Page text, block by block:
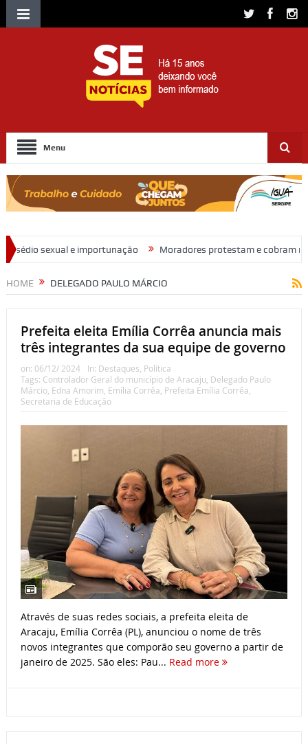
Menu
Moradores protestam e cobram regularização de terrenos,
HOME DELEGADO PAULO MÁRCIO
Prefeita eleita Emília Corrêa anuncia mais
três integrantes da sua equipe de governo
on: 06/12/ 2024 In: Destaques, Política
Tags: Controlador Geral do município de Aracaju, Delegado Paulo
Márcio, Edna Amorim, Emília Corrêa, Prefeita Emília Corrêa,
Secretaria de Educação
Através de suas redes sociais, a prefeita eleita de
Aracaju, Emília Corrêa (PL), anunciou o nome de três
novos integrantes que comporão seu governo a partir de
janeiro de 2025. São eles: Pau... Read more